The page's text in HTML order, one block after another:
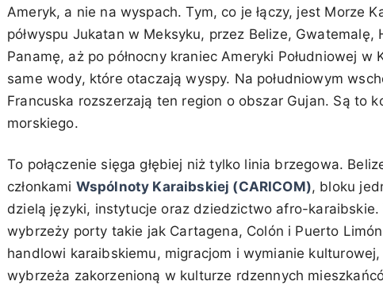
Ameryk, a nie na wyspach. Tym, co je łączy, jest Morze
półwyspu Jukatan w Meksyku, przez Belize, Gwatemalę,
Panamę, aż po północny kraniec Ameryki Południowej
same wody, które otaczają wyspy. Na południowym
Francuska rozszerzają ten region o obszar Gujan. Są to
morskiego.
To połączenie sięga głębiej niż tylko linia brzegowa.
członkami Wspólnoty Karaibskiej (CARICOM), bloku
dzielą języki, instytucje oraz dziedzictwo afro-karaibskie.
wybrzeży porty takie jak Cartagena, Colón i Puerto
handlowi karaibskiemu, migracjom i wymianie
wybrzeża zakorzenioną w kulturze rdzennych